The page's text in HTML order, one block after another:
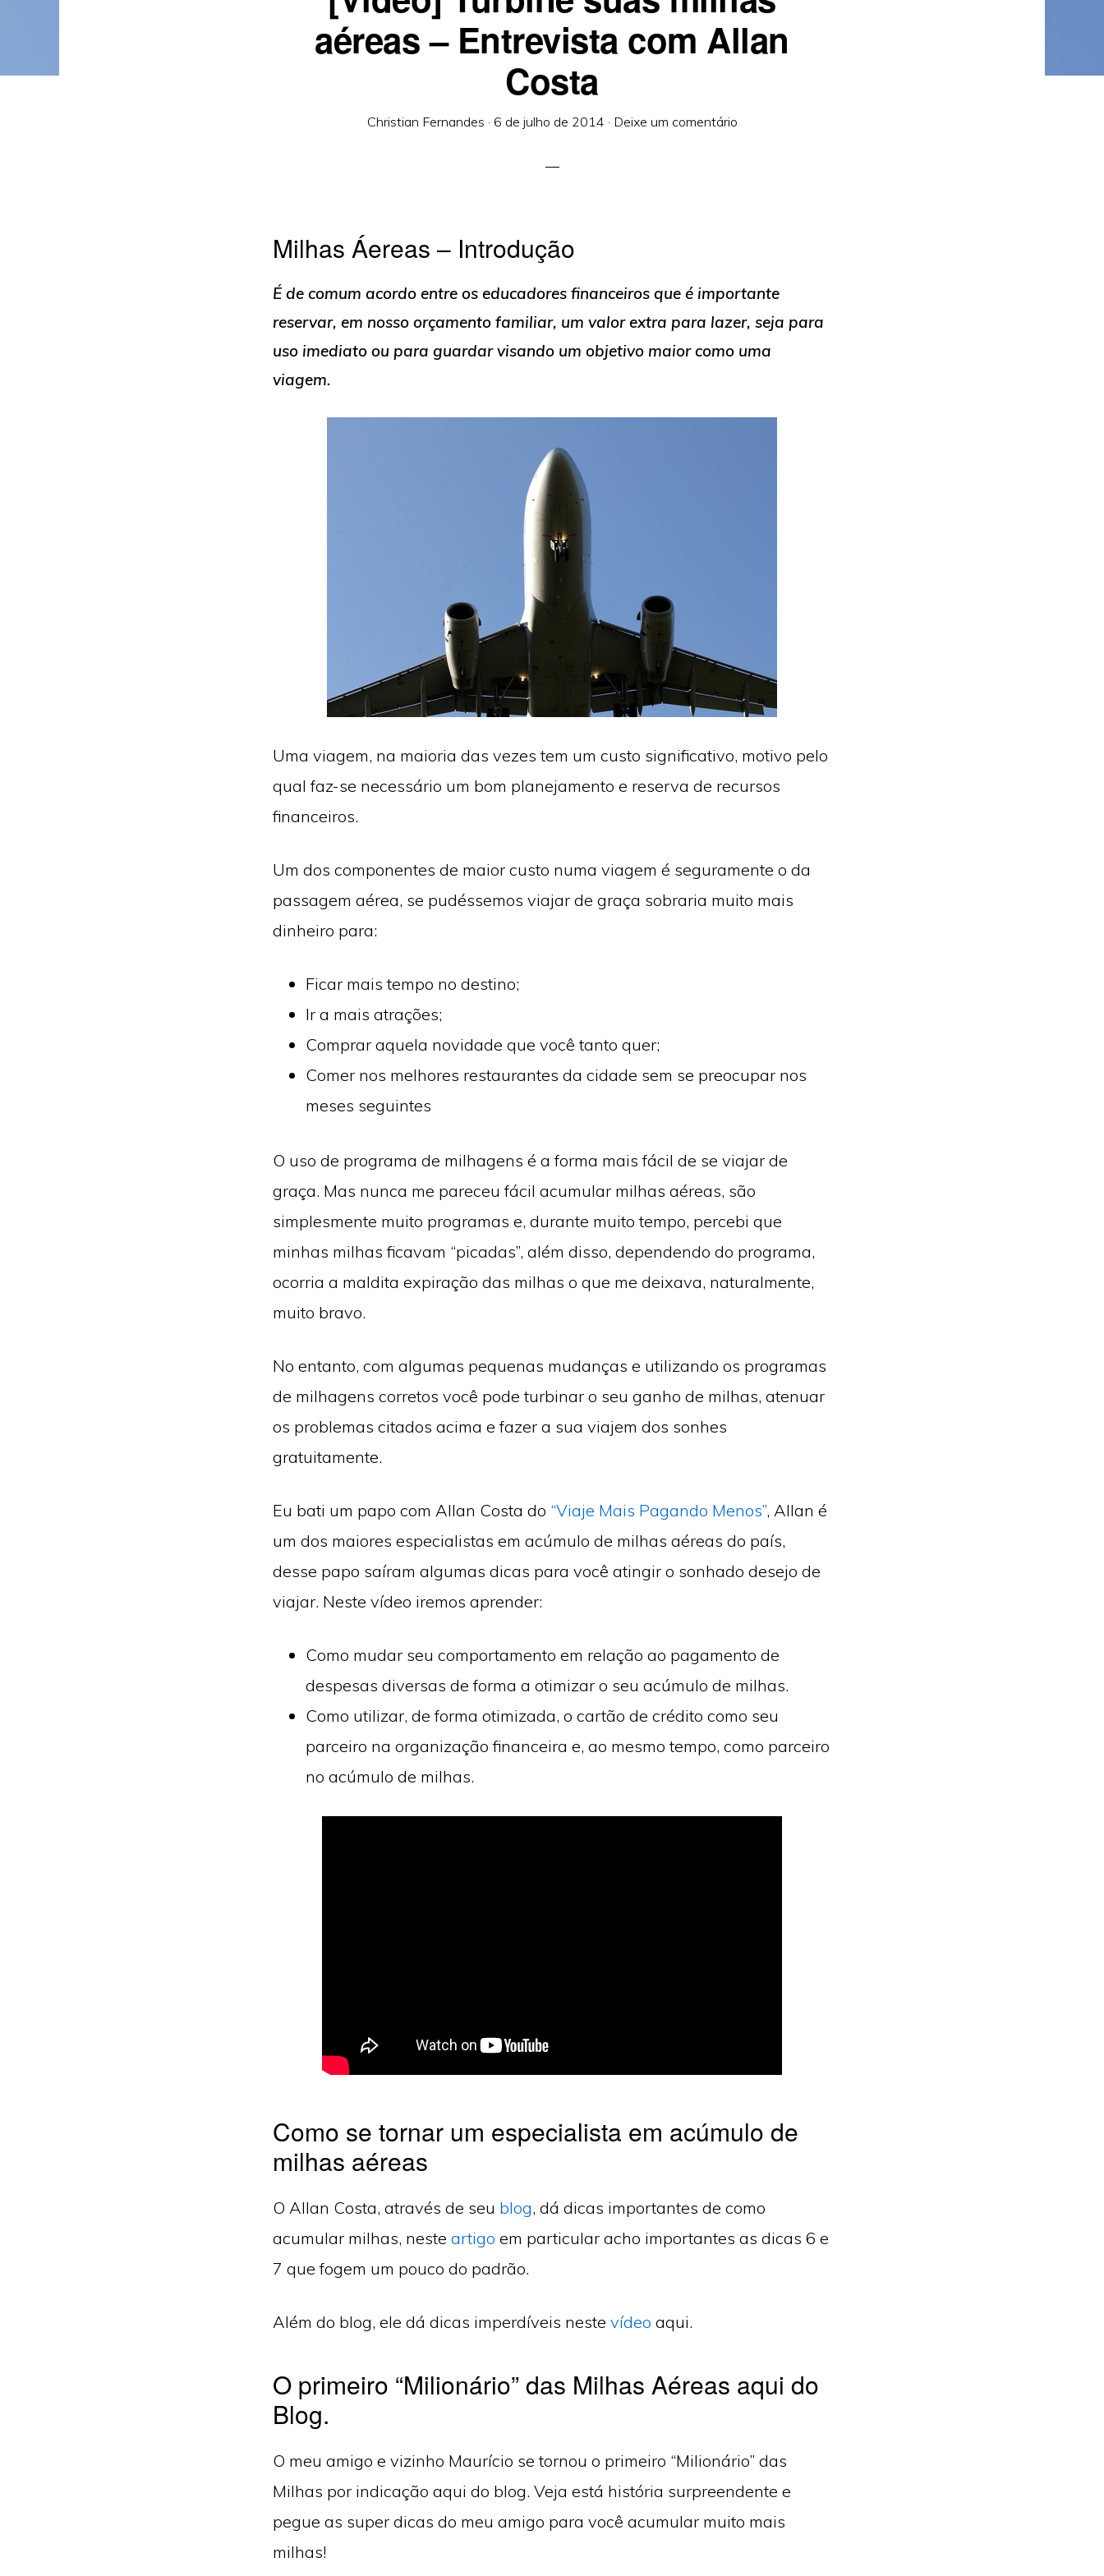
aéreas – Entrevista com Allan
Costa
Christian Fernandes · 6 de julho de 2014 · Deixe um comentário
Milhas Áereas – Introdução
É de comum acordo entre os educadores financeiros que é importante
reservar, em nosso orçamento familiar, um valor extra para lazer, seja para
uso imediato ou para guardar visando um objetivo maior como uma
viagem.
Uma viagem, na maioria das vezes tem um custo significativo, motivo pelo
qual faz-se necessário um bom planejamento e reserva de recursos
financeiros.
Um dos componentes de maior custo numa viagem é seguramente o da
passagem aérea, se pudéssemos viajar de graça sobraria muito mais
dinheiro para:
Ficar mais tempo no destino;
Ir a mais atrações;
Comprar aquela novidade que você tanto quer;
Comer nos melhores restaurantes da cidade sem se preocupar nos
meses seguintes
O uso de programa de milhagens é a forma mais fácil de se viajar de
graça. Mas nunca me pareceu fácil acumular milhas aéreas, são
simplesmente muito programas e, durante muito tempo, percebi que
minhas milhas ficavam “picadas”, além disso, dependendo do programa,
ocorria a maldita expiração das milhas o que me deixava, naturalmente,
muito bravo.
No entanto, com algumas pequenas mudanças e utilizando os programas
de milhagens corretos você pode turbinar o seu ganho de milhas, atenuar
os problemas citados acima e fazer a sua viajem dos sonhes
gratuitamente.
Eu bati um papo com Allan Costa do “Viaje Mais Pagando Menos”, Allan é
um dos maiores especialistas em acúmulo de milhas aéreas do país,
desse papo saíram algumas dicas para você atingir o sonhado desejo de
viajar. Neste vídeo iremos aprender:
Como mudar seu comportamento em relação ao pagamento de
despesas diversas de forma a otimizar o seu acúmulo de milhas.
Como utilizar, de forma otimizada, o cartão de crédito como seu
parceiro na organização financeira e, ao mesmo tempo, como parceiro
no acúmulo de milhas.
Como se tornar um especialista em acúmulo de
milhas aéreas
O Allan Costa, através de seu blog, dá dicas importantes de como
acumular milhas, neste artigo em particular acho importantes as dicas 6 e
7 que fogem um pouco do padrão.
Além do blog, ele dá dicas imperdíveis neste vídeo aqui.
O primeiro “Milionário” das Milhas Aéreas aqui do
Blog.
O meu amigo e vizinho Maurício se tornou o primeiro “Milionário” das
Milhas por indicação aqui do blog. Veja está história surpreendente e
pegue as super dicas do meu amigo para você acumular muito mais
milhas!